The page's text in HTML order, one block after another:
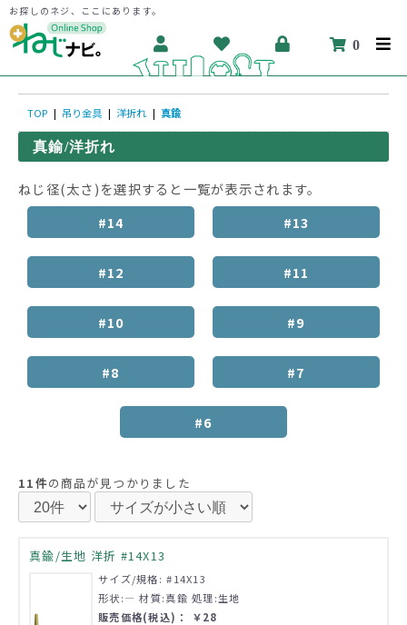
お探しのネジ、ここにあります。
0
TOP | 吊り金具 | 洋折れ | 真鍮
真鍮/洋折れ
ねじ径(太さ)を選択すると一覧が表示されます。
#14
#13
#12 #11
#10 #9
#8 #7
#6
11件の商品が見つかりました
真鍮/生地 洋折 #14X13
サイズ/規格: #14X13
形状:― 材質:真鍮 処理:生地
販売価格(税込)： ￥28